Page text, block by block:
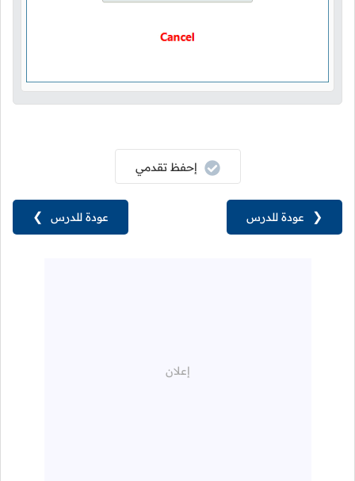
عودة للدرس ❯
إحفظ تقدمي
❮ عودة للدرس